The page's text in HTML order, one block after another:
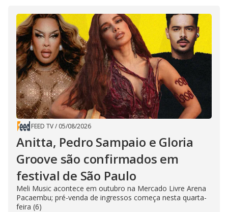
FEED TV/ 05/08/2026
Anitta, Pedro Sampaio e Gloria
Groove são confirmados em
festival de São Paulo
Meli Music acontece em outubro na Mercado Livre Arena
Pacaembu; pré-venda de ingressos começa nesta quarta-
feira (6)